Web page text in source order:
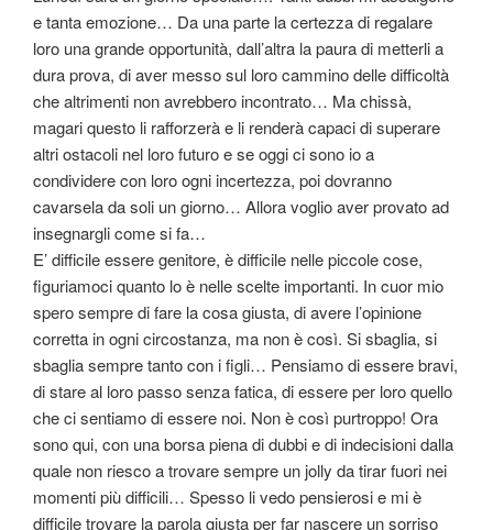
e tanta emozione… Da una parte la certezza di regalare
loro una grande opportunità, dall’altra la paura di metterli a
dura prova, di aver messo sul loro cammino delle difficoltà
che altrimenti non avrebbero incontrato… Ma chissà,
magari questo li rafforzerà e li renderà capaci di superare
altri ostacoli nel loro futuro e se oggi ci sono io a
condividere con loro ogni incertezza, poi dovranno
cavarsela da soli un giorno… Allora voglio aver provato ad
insegnargli come si fa…
E’ difficile essere genitore, è difficile nelle piccole cose,
figuriamoci quanto lo è nelle scelte importanti. In cuor mio
spero sempre di fare la cosa giusta, di avere l’opinione
corretta in ogni circostanza, ma non è così. Si sbaglia, si
sbaglia sempre tanto con i figli… Pensiamo di essere bravi,
di stare al loro passo senza fatica, di essere per loro quello
che ci sentiamo di essere noi. Non è così purtroppo! Ora
sono qui, con una borsa piena di dubbi e di indecisioni dalla
quale non riesco a trovare sempre un jolly da tirar fuori nei
momenti più difficili… Spesso li vedo pensierosi e mi è
difficile trovare la parola giusta per far nascere un sorriso